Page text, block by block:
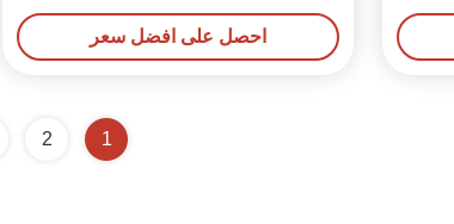
واحدة لعلاج ورم الحنجرة
احصل على افضل سعر
1
2